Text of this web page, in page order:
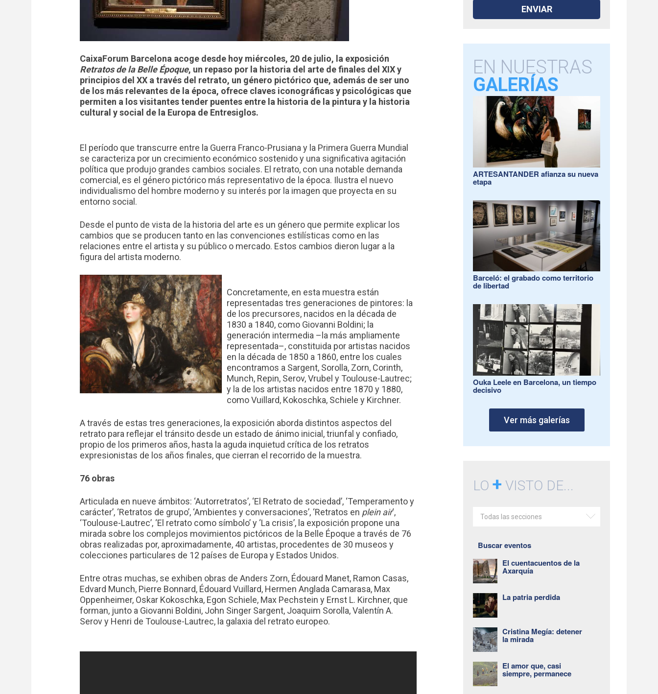
CaixaForum Barcelona acoge desde hoy miércoles, 20 de julio, la exposición
Retratos de la Belle Époque, un repaso por la historia del arte de finales del XIX y
principios del XX a través del retrato, un género pictórico que, además de ser uno
de los más relevantes de la época, ofrece claves iconográficas y psicológicas que
permiten a los visitantes tender puentes entre la historia de la pintura y la historia
cultural y social de la Europa de Entresiglos.
El período que transcurre entre la Guerra Franco-Prusiana y la Primera Guerra Mundial
se caracteriza por un crecimiento económico sostenido y una significativa agitación
política que produjo grandes cambios sociales. El retrato, con una notable demanda
comercial, es el género pictórico más representativo de la época. Ilustra el nuevo
individualismo del hombre moderno y su interés por la imagen que proyecta en su
entorno social.
Desde el punto de vista de la historia del arte es un género que permite explicar los
cambios que se producen tanto en las convenciones estilísticas como en las
relaciones entre el artista y su público o mercado. Estos cambios dieron lugar a la
figura del artista moderno.
Concretamente, en esta muestra están
representadas tres generaciones de pintores: la
de los precursores, nacidos en la década de
1830 a 1840, como Giovanni Boldini; la
generación intermedia –la más ampliamente
representada–, constituida por artistas nacidos
en la década de 1850 a 1860, entre los cuales
encontramos a Sargent, Sorolla, Zorn, Corinth,
Munch, Repin, Serov, Vrubel y Toulouse-Lautrec;
y la de los artistas nacidos entre 1870 y 1880,
como Vuillard, Kokoschka, Schiele y Kirchner.
A través de estas tres generaciones, la exposición aborda distintos aspectos del
retrato para reflejar el tránsito desde un estado de ánimo inicial, triunfal y confiado,
propio de los primeros años, hasta la aguda inquietud crítica de los retratos
expresionistas de los años finales, que cierran el recorrido de la muestra.
76 obras
Articulada en nueve ámbitos: ‘Autorretratos’, ‘El Retrato de sociedad’, ‘Temperamento y
carácter’, ‘Retratos de grupo’, ‘Ambientes y conversaciones’, ‘Retratos en plein air‘,
‘Toulouse-Lautrec’, ‘El retrato como símbolo’ y ‘La crisis’, la exposición propone una
mirada sobre los complejos movimientos pictóricos de la Belle Époque a través de 76
obras realizadas por, aproximadamente, 40 artistas, procedentes de 30 museos y
colecciones particulares de 12 países de Europa y Estados Unidos.
Entre otras muchas, se exhiben obras de Anders Zorn, Édouard Manet, Ramon Casas,
Edvard Munch, Pierre Bonnard, Édouard Vuillard, Hermen Anglada Camarasa, Max
Oppenheimer, Oskar Kokoschka, Egon Schiele, Max Pechstein y Ernst L. Kirchner, que
forman, junto a Giovanni Boldini, John Singer Sargent, Joaquim Sorolla, Valentín A.
Serov y Henri de Toulouse-Lautrec, la galaxia del retrato europeo.
EN NUESTRAS
GALERÍAS
ARTESANTANDER afianza su nueva
etapa
Barceló: el grabado como territorio
de libertad
Ouka Leele en Barcelona, un tiempo
decisivo
Ver más galerías
LO+ VISTO DE...
Todas las secciones
Buscar eventos
El cuentacuentos de la
Axarquía
La patria perdida
Cristina Megía: detener
la mirada
El amor que, casi
siempre, permanece